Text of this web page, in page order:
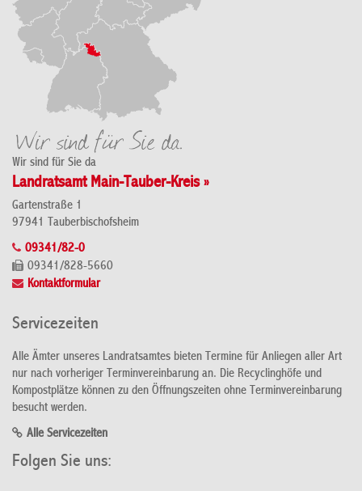
Wir sind für Sie da
Landratsamt Main-Tauber-Kreis »
Gartenstraße 1
97941 Tauberbischofsheim
09341/82-0
09341/828-5660
Kontaktformular
Servicezeiten
Alle Ämter unseres Landratsamtes bieten Termine für Anliegen aller Art
nur nach vorheriger Terminvereinbarung an. Die Recyclinghöfe und
Kompostplätze können zu den Öffnungszeiten ohne Terminvereinbarung
besucht werden.
Alle Servicezeiten
Folgen Sie uns: